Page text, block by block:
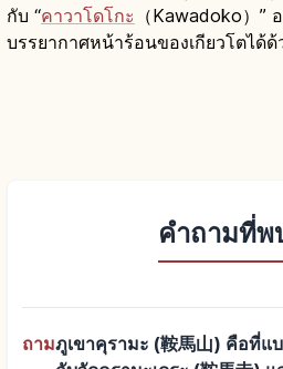
กับ “คาวาโดโกะ （Kawadoko）”
บรรยากาศหน้าร้อนของเกียวโตได้ด้
คำถามที่พ
ถามภูเขาคุรามะ (鞍馬山) คือที่แ